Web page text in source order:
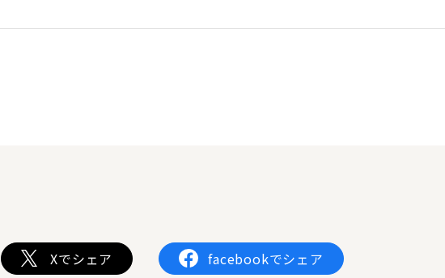
Xでシェア facebookでシェア